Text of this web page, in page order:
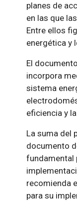
planes de
en las que
Entre ellos
energética y
El
incorpora
sistema
eficiencia y
La suma del
documento
fundamental
recomienda
para su